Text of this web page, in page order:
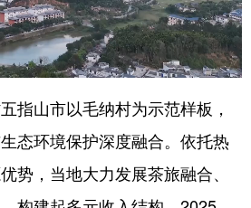
山市以毛纳村为示范样板，
态环境保护深度融合。依托热
势，当地大力发展茶旅融合、